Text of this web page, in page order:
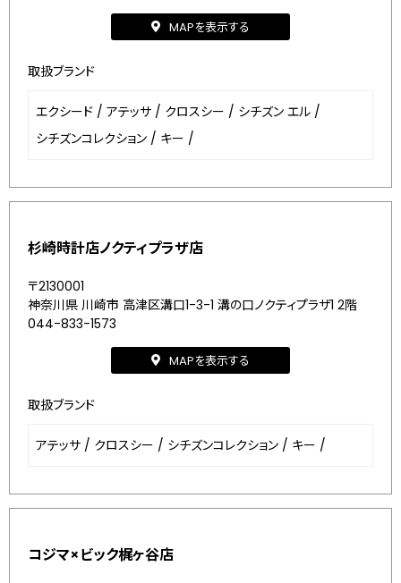
MAPを表示する
取扱ブランド
エクシード / アテッサ / クロスシー / シチズン エル /
シチズンコレクション / キー /
杉崎時計店ノクティプラザ店
〒2130001
神奈川県 川崎市 高津区溝口1-3-1 溝の口ノクティプラザ1 2階
044-833-1573
MAPを表示する
取扱ブランド
アテッサ / クロスシー / シチズンコレクション / キー /
コジマ×ビック梶ヶ谷店